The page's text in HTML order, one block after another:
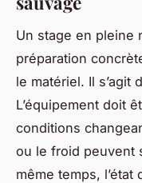
Un stage en pleine
préparation
le matériel. Il s’agit
L’équipement doit
conditions
ou le froid peuvent
même temps, l’état